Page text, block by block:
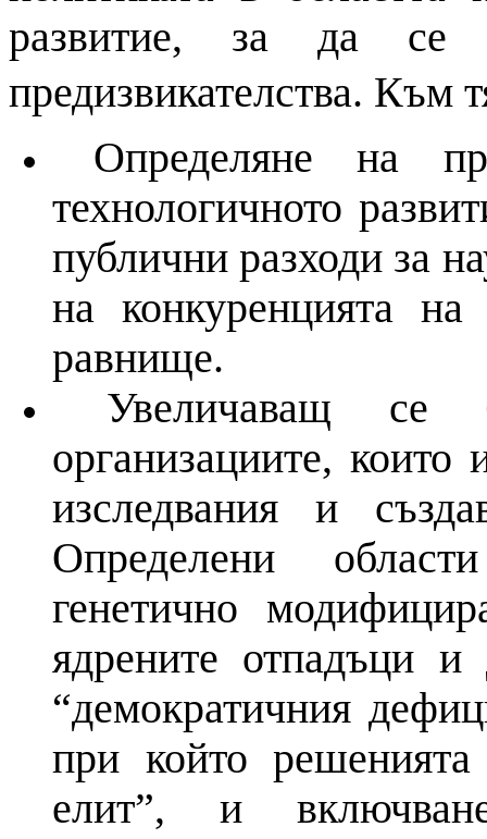
развитие, за да се
предизвикателства. Към
Определянена
технологичното
публични разходи за
на конкуренцията на
равнище.
Увеличаващ
организациите,
изследвания и
Определени
генетично
ядрените отпадъци и
“демократичния
при който
елит”,и